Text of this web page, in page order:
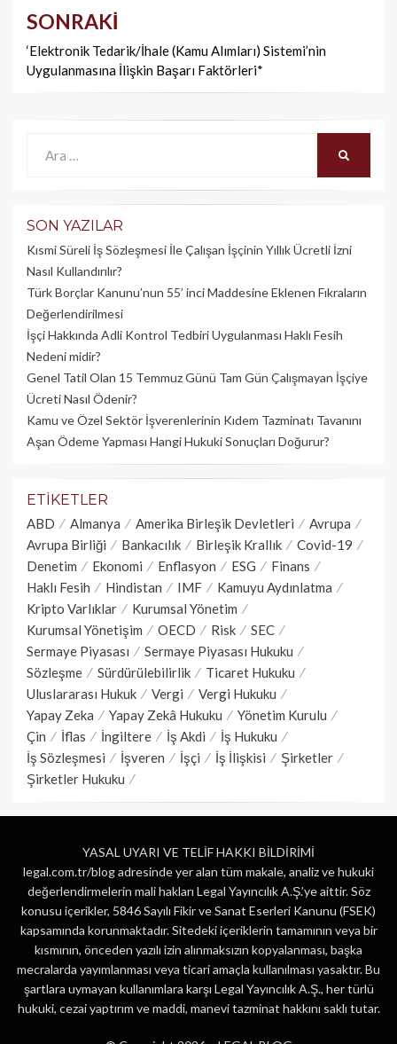
SONRAKI
‘Elektronik Tedarik/İhale (Kamu Alımları) Sistemi’nin
Uygulanmasına İlişkin Başarı Faktörleri*
SON YAZILAR
Kısmi Süreli İş Sözleşmesi İle Çalışan İşçinin Yıllık Üc­retli İzni
Nasıl Kullandırılır?
Türk Borçlar Kanunu’nun 55’ inci Maddesine Eklenen Fıkraların
Değerlendirilmesi
İşçi Hakkında Adli Kontrol Tedbiri Uygulanması Haklı Fesih
Nedeni midir?
Genel Tatil Olan 15 Temmuz Günü Tam Gün Çalışmayan İşçiye
Ücreti Nasıl Ödenir?
Kamu ve Özel Sektör İşverenlerinin Kıdem Tazminatı Tavanını
Aşan Ödeme Yapması Hangi Hukuki Sonuçları Doğurur?
ETIKETLER
ABD Almanya Amerika Birleşik Devletleri
Avrupa
Avrupa Birliği
Bankacılık Birleşik Krallık
Covid-19
Denetim
Ekonomi Enflasyon ESG
Finans
Haklı Fesih
Hindistan IMF
Kamuyu Aydınlatma
Kripto Varlıklar
Kurumsal Yönetim
Kurumsal Yönetişim
OECD Risk
SEC
Sermaye Piyasası
Sermaye Piyasası Hukuku
Sözleşme
Sürdürülebilirlik
Ticaret Hukuku
Uluslararası Hukuk
Vergi
Vergi Hukuku
Yapay Zeka
Yapay Zekâ Hukuku
Yönetim Kurulu
Çin
İflas İngiltere İş Akdi
İş Hukuku
İş Sözleşmesi
İşveren İşçi İş İlişkisi
Şirketler
Şirketler Hukuku
YASAL UYARI VE TELİF HAKKI BİLDİRİMİ
legal.com.tr/blog adresinde yer alan tüm makale, analiz ve hukuki
değerlendirmelerin mali hakları Legal Yayıncılık A.Ş.’ye aittir. Söz
konusu içerikler, 5846 Sayılı Fikir ve Sanat Eserleri Kanunu (FSEK)
kapsamında korunmaktadır. Sitedeki içeriklerin tamamının veya bir
kısmının, önceden yazılı izin alınmaksızın kopyalanması, başka
mecralarda yayımlanması veya ticari amaçla kullanılması yasaktır. Bu
şartlara uymayan kullanımlara karşı Legal Yayıncılık A.Ş., her türlü
hukuki, cezai yaptırım ve maddi, manevi tazminat hakkını saklı tutar.